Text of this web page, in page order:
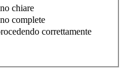
chiare
complete
correttamente